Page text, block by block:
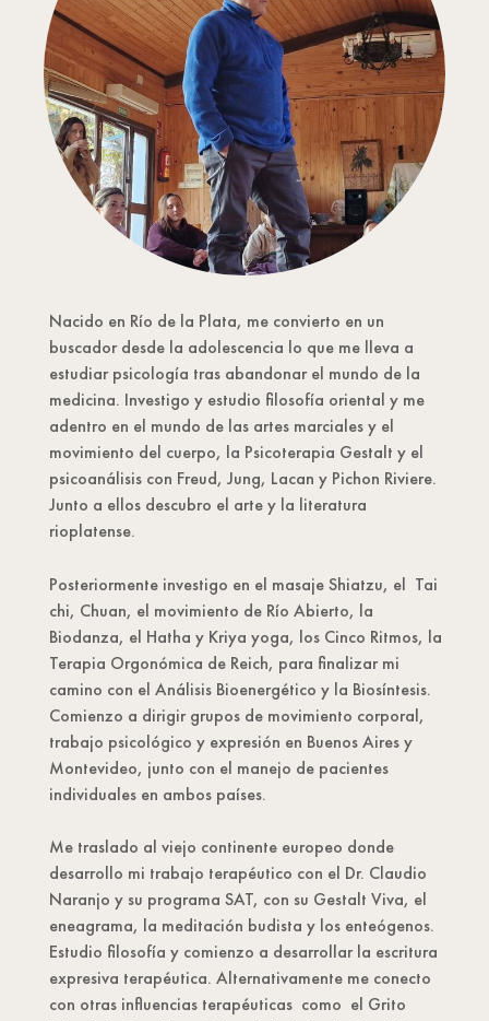
Nacido en Río de la Plata, me convierto en un
buscador desde la adolescencia lo que me lleva a
estudiar psicología tras abandonar el mundo de la
medicina. Investigo y estudio filosofía oriental y me
adentro en el mundo de las artes marciales y el
movimiento del cuerpo, la Psicoterapia Gestalt y el
psicoanálisis con Freud, Jung, Lacan y Pichon Riviere.
Junto a ellos descubro el arte y la literatura
rioplatense.
Posteriormente investigo en el masaje Shiatzu, el Tai
chi, Chuan, el movimiento de Río Abierto, la
Biodanza, el Hatha y Kriya yoga, los Cinco Ritmos, la
Terapia Orgonómica de Reich, para finalizar mi
camino con el Análisis Bioenergético y la Biosíntesis.
Comienzo a dirigir grupos de movimiento corporal,
trabajo psicológico y expresión en Buenos Aires y
Montevideo, junto con el manejo de pacientes
individuales en ambos países.
Me traslado al viejo continente europeo donde
desarrollo mi trabajo terapéutico con el Dr. Claudio
Naranjo y su programa SAT, con su Gestalt Viva, el
eneagrama, la meditación budista y los enteógenos.
Estudio filosofía y comienzo a desarrollar la escritura
expresiva terapéutica. Alternativamente me conecto
con otras influencias terapéuticas como el Grito